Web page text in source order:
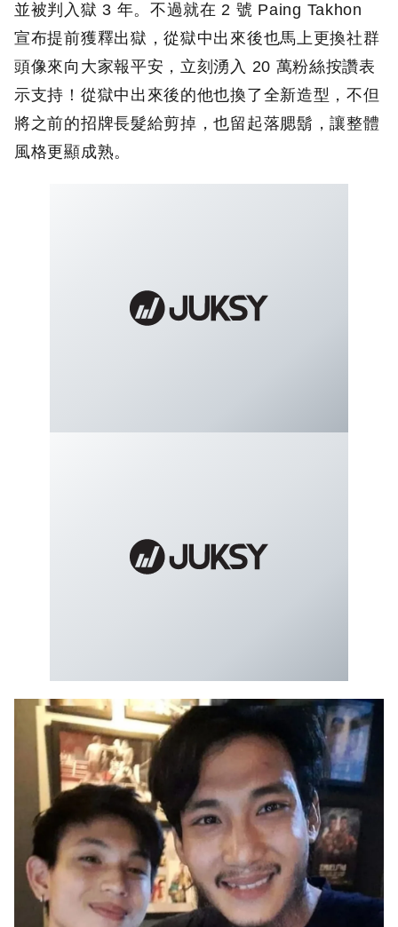
並被判入獄 3 年。不過就在 2 號 Paing Takhon
宣布提前獲釋出獄，從獄中出來後也馬上更換社群
頭像來向大家報平安，立刻湧入 20 萬粉絲按讚表
示支持！從獄中出來後的他也換了全新造型，不但
將之前的招牌長髮給剪掉，也留起落腮鬍，讓整體
風格更顯成熟。